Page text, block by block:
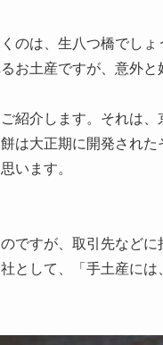
のは、生八つ橋でし
お土産ですが、意外と
紹介します。それは、
は大正期に開発され
います。
ですが、取引先など
として、「手土産に